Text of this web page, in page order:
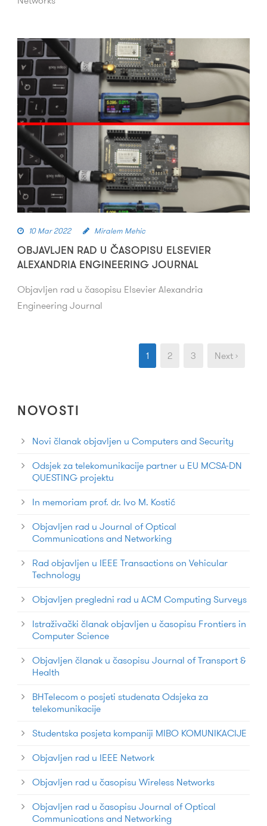
10 Mar 2022 Miralem Mehic
OBJAVLJEN RAD U ČASOPISU ELSEVIER
ALEXANDRIA ENGINEERING JOURNAL
Objavljen rad u časopisu Elsevier Alexandria
Engineering Journal
1 2 3 Next ›
NOVOSTI
Novi članak objavljen u Computers and Security
Odsjek za telekomunikacije partner u EU MCSA-DN
QUESTING projektu
In memoriam prof. dr. Ivo M. Kostić
Objavljen rad u Journal of Optical
Communications and Networking
Rad objavljen u IEEE Transactions on Vehicular
Technology
Objavljen pregledni rad u ACM Computing Surveys
Istraživački članak objavljen u časopisu Frontiers in
Computer Science
Objavljen članak u časopisu Journal of Transport &
Health
BHTelecom o posjeti studenata Odsjeka za
telekomunikacije
Studentska posjeta kompaniji MIBO KOMUNIKACIJE
Objavljen rad u IEEE Network
Objavljen rad u časopisu Wireless Networks
Objavljen rad u časopisu Journal of Optical
Communications and Networking